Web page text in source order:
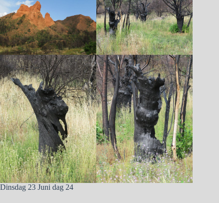
Dinsdag 23 Juni dag 24